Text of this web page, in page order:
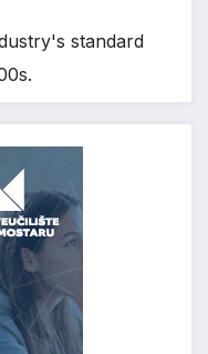
standard